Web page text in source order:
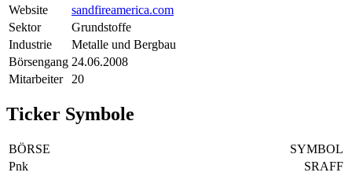
Website
sandfireamerica.com
Sektor
Grundstoffe
Industrie
Metalle und Bergbau
Börsengang 24.06.2008
Mitarbeiter
20
Ticker Symbole
BÖRSE
SYMBOL
Pnk
SRAFF